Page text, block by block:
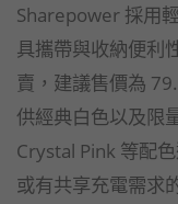
Sharepower 採用
具攜帶與收納便利
賣，建議售價為
供經典白色以及限
Crystal Pink 等配
或有共享充電需求